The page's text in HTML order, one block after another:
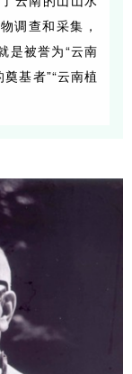
调查和采集，
是被誉为“云南
基者”“云南植